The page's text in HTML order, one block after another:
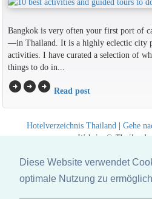
Diese Website verwendet
optimale Nutzung zu
Bangkok is very often your first port of
—in Thailand. It is a highly eclectic city
activities. I have curated a selection of
things to do in...
arrow_circle_rightarrow_circle_rightarrow_circle_right Read post
Hotelverzeichnis Thailand| Gehe
Website ©